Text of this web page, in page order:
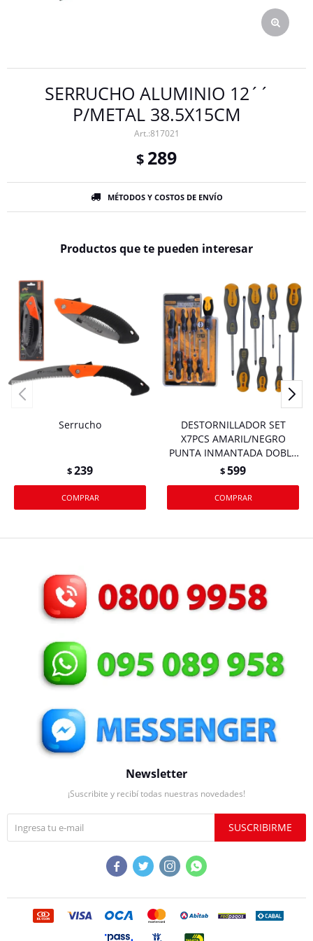
SERRUCHO ALUMINIO 12´´
P/METAL 38.5X15CM
817021
$ 289
MÉTODOS Y COSTOS DE ENVÍO
Productos que te pueden interesar
Serrucho
$239
DESTORNILLADOR SET
X7PCS AMARIL/NEGRO
PUNTA INMANTADA DOBLE
BLISTER 13031 Q48M24
$599
Newsletter
¡Suscribite y recibí todas nuestras novedades!
SUSCRIBIRME
   